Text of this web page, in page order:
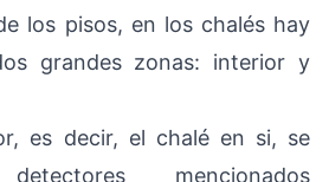
los pisos, en los chalés hay
grandes zonas: interior y
es decir, el chalé en si, se
mencionados